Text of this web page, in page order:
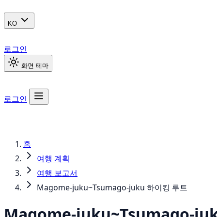
KO
로그인
화면 테마
로그인
홈
여행 계획
여행 보고서
Magome-juku~Tsumago-juku 하이킹 루트